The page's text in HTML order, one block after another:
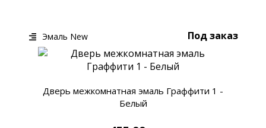
Под заказ
Дверь межкомнатная эмаль Граффити 1 -
Белый
Эмаль New